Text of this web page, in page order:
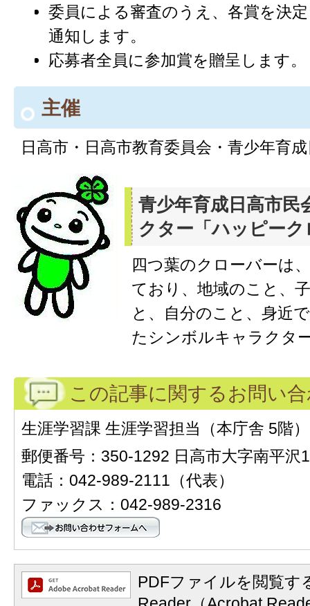
委員による審査のうえ、各賞を決
通知します。
応募者全員に参加賞を贈呈します。
主催
日高市・日高市教育委員会・青少年育
青少年育成日高市
クター「ハッピー
四つ葉のクローバーは
ており、地域のこと、
と、自分のこと、身近
たシンボルキャラクタ
この記事に関するお問い
生涯学習課 生涯学習担当（本庁舎 5階）
郵便番号：350-1292 日高市大字南平沢
電話：042-989-2111（代表）
ファックス：042-989-2316
PDFファイルを閲覧す